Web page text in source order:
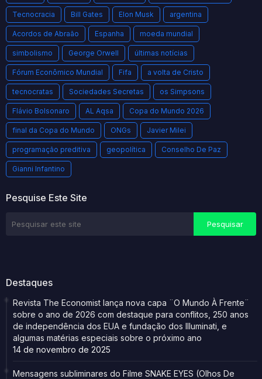
Tecnocracia Bill Gates Elon Musk argentina
Acordos de Abraão Espanha moeda mundial
simbolismo George Orwell últimas notícias
Fórum Econômico Mundial Fifa a volta de Cristo
tecnocratas Sociedades Secretas os Simpsons
Flávio Bolsonaro AL Aqsa Copa do Mundo 2026
final da Copa do Mundo ONGs Javier Milei
programação preditiva geopolítica Conselho De Paz
Gianni Infantino
Pesquise Este Site
Destaques
Revista The Economist lança nova capa ¨O Mundo À Frente¨
sobre o ano de 2026 com destaque para conflitos, 250 anos
de independência dos EUA e fundação dos Illuminati, e
algumas matérias especiais sobre o próximo ano
14 de novembro de 2025
Mensagens subliminares do Filme SNAKE EYES (Olhos De